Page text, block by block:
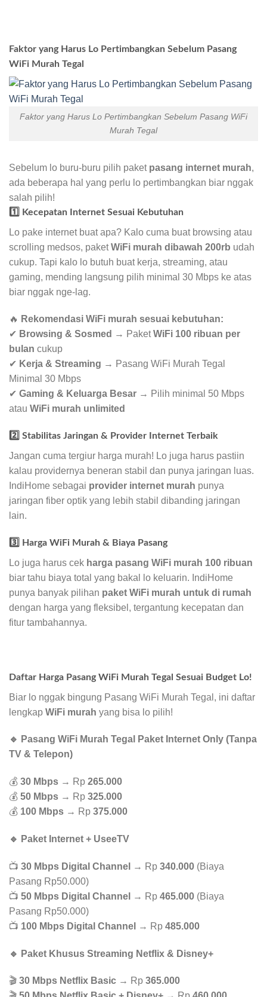
Faktor yang Harus Lo Pertimbangkan Sebelum Pasang
WiFi Murah Tegal
Faktor yang Harus Lo Pertimbangkan Sebelum Pasang WiFi
Murah Tegal
Sebelum lo buru-buru pilih paket pasang internet murah,
ada beberapa hal yang perlu lo pertimbangkan biar nggak
salah pilih!
1️⃣ Kecepatan Internet Sesuai Kebutuhan
Lo pake internet buat apa? Kalo cuma buat browsing atau
scrolling medsos, paketWiFi murah dibawah 200rb udah
cukup. Tapi kalo lo butuh buat kerja, streaming, atau
gaming, mending langsung pilih minimal 30 Mbps ke atas
biar nggak nge-lag.
🔥 Rekomendasi WiFi murah sesuai kebutuhan:
✔ Browsing & Sosmed → PaketWiFi 100 ribuan per
bulan cukup
✔ Kerja & Streaming → Pasang WiFi Murah Tegal
Minimal 30 Mbps
✔ Gaming & Keluarga Besar → Pilih minimal 50 Mbps
atau WiFi murah unlimited
2️⃣ Stabilitas Jaringan & Provider Internet Terbaik
Jangan cuma tergiur harga murah! Lo juga harus pastiin
kalau providernya beneran stabil dan punya jaringan luas.
IndiHome sebagai provider internet murah punya
jaringan fiber optik yang lebih stabil dibanding jaringan
lain.
3️⃣ Harga WiFi Murah & Biaya Pasang
Lo juga harus cek harga pasang WiFi murah 100 ribuan
biar tahu biaya total yang bakal lo keluarin. IndiHome
punya banyak pilihan paket WiFi murah untuk di rumah
dengan harga yang fleksibel, tergantung kecepatan dan
fitur tambahannya.
Daftar Harga Pasang WiFi Murah Tegal Sesuai Budget Lo!
Biar lo nggak bingung Pasang WiFi Murah Tegal, ini daftar
lengkap WiFi murah yang bisa lo pilih!
🔹 Pasang WiFi Murah Tegal Paket Internet Only (Tanpa
TV & Telepon)
💰 30 Mbps → Rp 265.000
💰 50 Mbps → Rp 325.000
💰 100 Mbps → Rp 375.000
🔹 Paket Internet + UseeTV
📺 30 Mbps Digital Channel → Rp 340.000 (Biaya
Pasang Rp50.000)
📺 50 Mbps Digital Channel → Rp 465.000 (Biaya
Pasang Rp50.000)
📺 100 Mbps Digital Channel → Rp 485.000
🔹 Paket Khusus Streaming Netflix & Disney+
🎬 30 Mbps Netflix Basic → Rp 365.000